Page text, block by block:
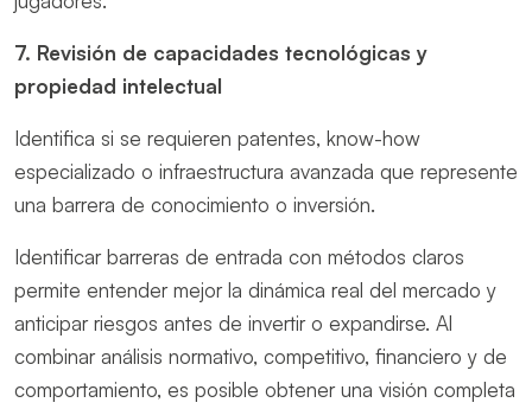
7. Revisión de capacidades tecnológicas y
propiedad intelectual
Identifica si se requieren patentes, know-how
especializado o infraestructura avanzada que represente
una barrera de conocimiento o inversión.
Identificar barreras de entrada con métodos claros
permite entender mejor la dinámica real del mercado y
anticipar riesgos antes de invertir o expandirse. Al
combinar análisis normativo, competitivo, financiero y de
comportamiento, es posible obtener una visión completa